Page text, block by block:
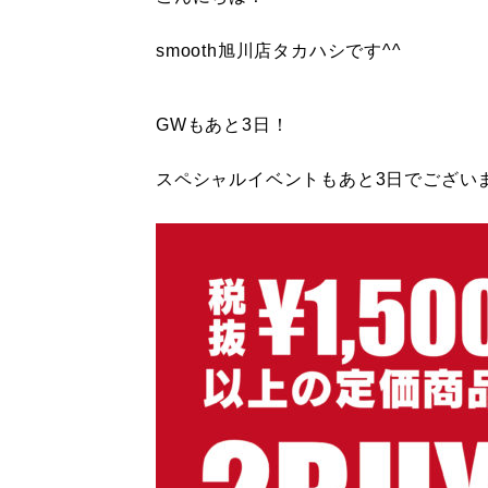
smooth旭川店タカハシです^^
GWもあと3日！
スペシャルイベントもあと3日でござい